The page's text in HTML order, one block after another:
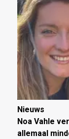
Nieuws
Noa Vahle
allemaal